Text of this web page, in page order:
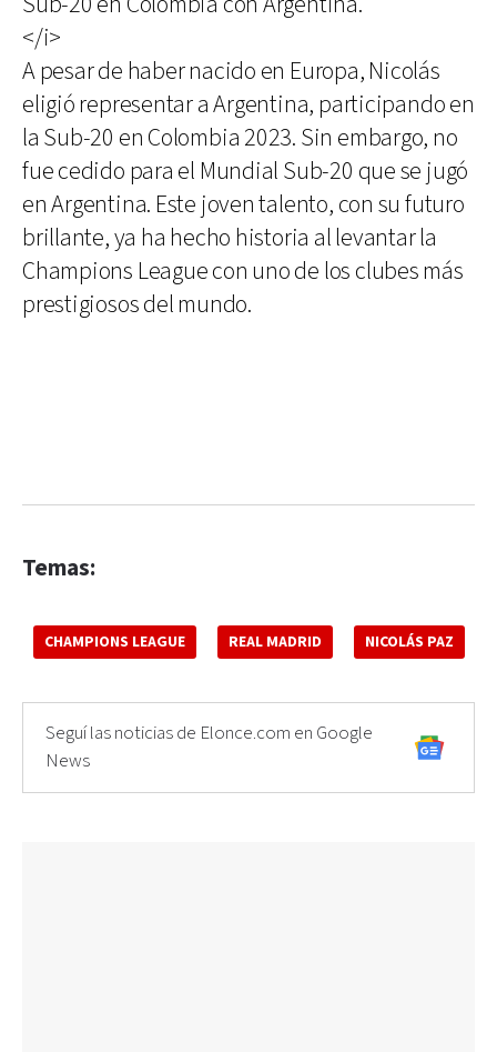
</i>
A pesar de haber nacido en Europa, Nicolás
eligió representar a Argentina, participando en
la Sub-20 en Colombia 2023. Sin embargo, no
fue cedido para el Mundial Sub-20 que se jugó
en Argentina. Este joven talento, con su futuro
brillante, ya ha hecho historia al levantar la
Champions League con uno de los clubes más
prestigiosos del mundo.
Temas:
CHAMPIONS LEAGUE REAL MADRID NICOLÁS PAZ
Seguí las noticias de Elonce.com en Google
News